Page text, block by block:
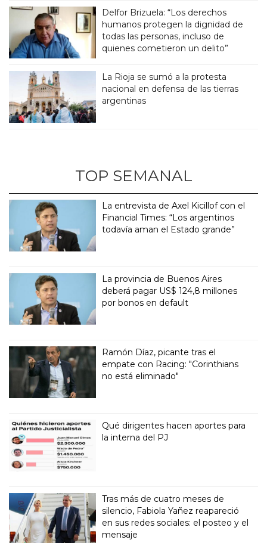
Delfor Brizuela: “Los derechos
humanos protegen la dignidad de
todas las personas, incluso de
quienes cometieron un delito”
La Rioja se sumó a la protesta
nacional en defensa de las tierras
argentinas
TOP SEMANAL
La entrevista de Axel Kicillof con el
Financial Times: “Los argentinos
todavía aman el Estado grande”
La provincia de Buenos Aires
deberá pagar US$ 124,8 millones
por bonos en default
Ramón Díaz, picante tras el
empate con Racing: "Corinthians
no está eliminado"
Qué dirigentes hacen aportes para
la interna del PJ
Tras más de cuatro meses de
silencio, Fabiola Yañez reapareció
en sus redes sociales: el posteo y el
mensaje